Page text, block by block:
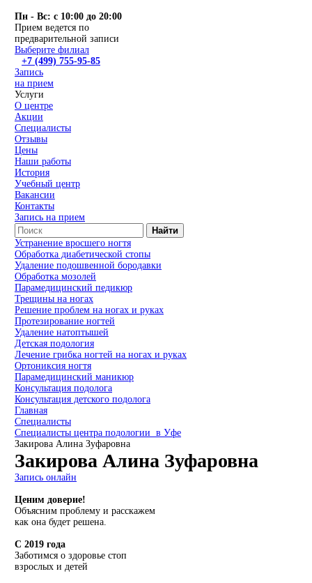
Пн - Вс: с 10:00 до 20:00
Прием ведется по
предварительной записи
Выберите филиал
+7 (499) 755-95-85
Запись
на прием
Услуги
О центре
Акции
Специалисты
Отзывы
Цены
Наши работы
История
Учебный центр
Вакансии
Контакты
Запись на прием
Найти
Устранение вросшего ногтя
Обработка диабетической стопы
Удаление подошвенной бородавки
Обработка мозолей
Парамедицинский педикюр
Трещины на ногах
Решение проблем на ногах и руках
Протезирование ногтей
Удаление натоптышей
Детская подология
Лечение грибка ногтей на ногах и руках
Ортониксия ногтя
Парамедицинский маникюр
Консультация подолога
Консультация детского подолога
Главная
Специалисты
Специалисты центра подологии в Уфе
Закирова Алина Зуфаровна
Закирова Алина Зуфаровна
Запись онлайн
Ценим доверие!
Объясним проблему и расскажем
как она будет решена.
С 2019 года
Заботимся о здоровье стоп
взрослых и детей